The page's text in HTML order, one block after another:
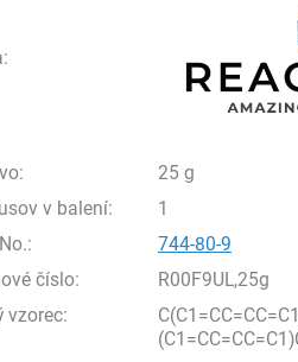
25 g
v balení:
1
744-80-9
číslo:
R00F9UL,25g
vzorec: